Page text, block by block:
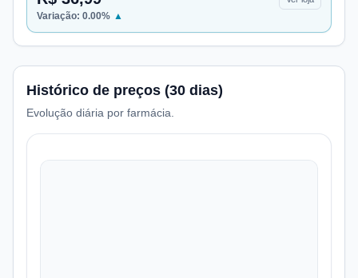
Variação: 0.00% ▲
Histórico de preços (30 dias)
Evolução diária por farmácia.